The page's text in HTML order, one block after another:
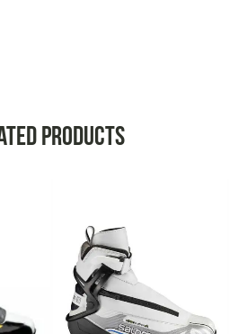
products